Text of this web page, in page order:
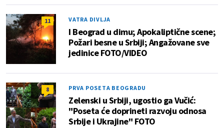
11 VATRA DIVLJA
I Beograd u dimu; Apokaliptične scene;
Požari besne u Srbiji; Angažovane sve
jedinice FOTO/VIDEO
8 PRVA POSETA BEOGRADU
Zelenski u Srbiji, ugostio ga Vučić:
"Poseta će doprineti razvoju odnosa
Srbije i Ukrajine" FOTO